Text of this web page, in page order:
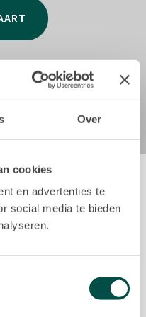
Over
cookies
en advertenties te
social media te bieden
en te
consumenten prijsindex
het standaardmodel van